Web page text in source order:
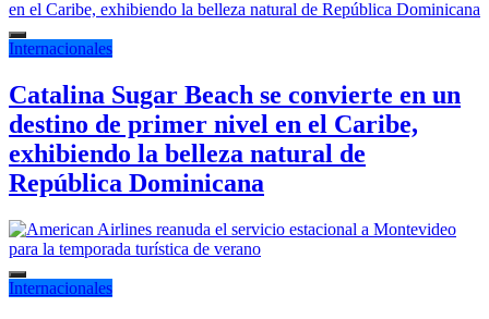
Internacionales
Catalina Sugar Beach se convierte en un
destino de primer nivel en el Caribe,
exhibiendo la belleza natural de
República Dominicana
Internacionales